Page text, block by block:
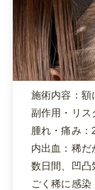
施術内容：額
副作用・リス
腫れ・痛み
内出血：稀
数日間、凹凸
ごく稀に感染